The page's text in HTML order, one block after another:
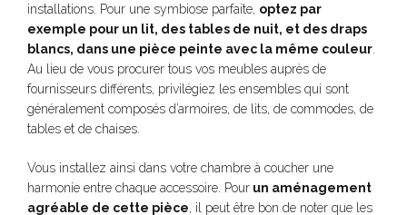
installations. Pour une symbiose parfaite, optez par
exemple pour un lit, des tables de nuit, et des draps
blancs, dans une pièce peinte avec la même couleur
Au lieu de vous procurer tous vos meubles auprès de
fournisseurs différents, privilégiez les ensembles qui sont
généralement composés d’armoires, de lits, de commodes, de
tables et de chaises.
Vous installez ainsi dans votre chambre à coucher une
harmonie entre chaque accessoire. Pour un aménagement
agréable de cette pièce, il peut être bon de noter que les